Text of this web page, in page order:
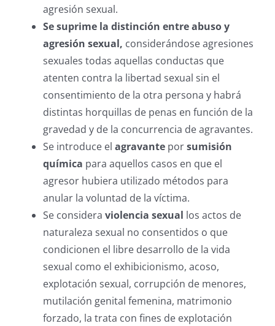
agresión sexual.
Se suprime la distinción entre abuso y
agresión sexual, considerándose agresiones
sexuales todas aquellas conductas que
atenten contra la libertad sexual sin el
consentimiento de la otra persona y habrá
distintas horquillas de penas en función de la
gravedad y de la concurrencia de agravantes.
Se introduce el agravante porsumisión
química para aquellos casos en que el
agresor hubiera utilizado métodos para
anular la voluntad de la víctima.
Se considera violencia sexual los actos de
naturaleza sexual no consentidos o que
condicionen el libre desarrollo de la vida
sexual como el exhibicionismo, acoso,
explotación sexual, corrupción de menores,
mutilación genital femenina, matrimonio
forzado, la trata con fines de explotación